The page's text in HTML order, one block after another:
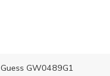
Guess GW0489G1